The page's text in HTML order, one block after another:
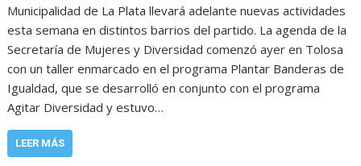
Municipalidad de La Plata llevará adelante nuevas actividades
esta semana en distintos barrios del partido. La agenda de la
Secretaría de Mujeres y Diversidad comenzó ayer en Tolosa
con un taller enmarcado en el programa Plantar Banderas de
Igualdad, que se desarrolló en conjunto con el programa
Agitar Diversidad y estuvo…
LEER MÁS